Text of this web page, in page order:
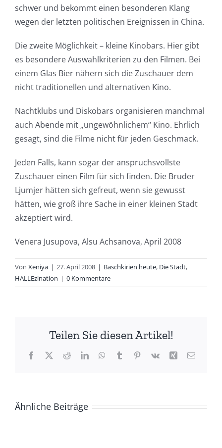
schwer und bekommt einen besonderen Klang
wegen der letzten politischen Ereignissen in China.
Die zweite Möglichkeit – kleine Kinobars. Hier gibt
es besondere Auswahlkriterien zu den Filmen. Bei
einem Glas Bier nähern sich die Zuschauer dem
nicht traditionellen und alternativen Kino.
Nachtklubs und Diskobars organisieren manchmal
auch Abende mit „ungewöhnlichem“ Kino. Ehrlich
gesagt, sind die Filme nicht für jeden Geschmack.
Jeden Falls, kann sogar der anspruchsvollste
Zuschauer einen Film für sich finden. Die Bruder
Ljumjer hätten sich gefreut, wenn sie gewusst
hätten, wie groß ihre Sache in einer kleinen Stadt
akzeptiert wird.
Venera Jusupova, Alsu Achsanova, April 2008
Von Xeniya | 27. April 2008 | Baschkirien heute, Die Stadt,
HALLEzination | 0 Kommentare
Teilen Sie diesen Artikel!
Facebook
X RedditLinkedInWhatsApp
TumblrPinterest
Vk Xing E-
Ähnliche Beiträge